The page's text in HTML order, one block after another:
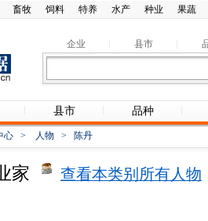
畜牧 饲料 特养 水产 种业 果蔬
企业 县市
县市 品种
心 > 人物 > 陈丹
家 查看本类别所有人物